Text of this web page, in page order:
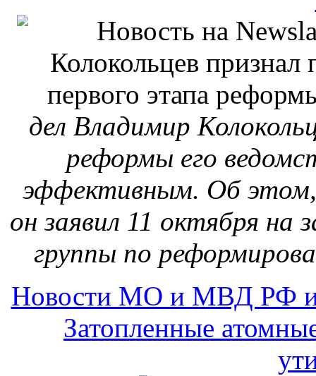
дел Владимир
реформы его
эффективным. Об
он заявил 11 октября на
группы по
Новости МО и МВД РФ
Затопленные